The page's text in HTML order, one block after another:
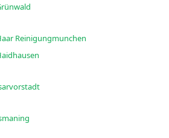
Erfahrene Unterhaltsreinigung Haar Reinigungmunchen